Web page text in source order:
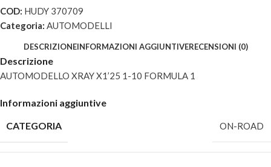
COD: HUDY 370709
Categoria: AUTOMODELLI
DESCRIZIONEINFORMAZIONI AGGIUNTIVERECENSIONI (0)
Descrizione
AUTOMODELLO XRAY X1’25 1-10 FORMULA 1
Informazioni aggiuntive
CATEGORIA
ON-ROAD